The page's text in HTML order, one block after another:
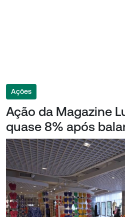
Ações
Ação da Magazine
quase 8% após